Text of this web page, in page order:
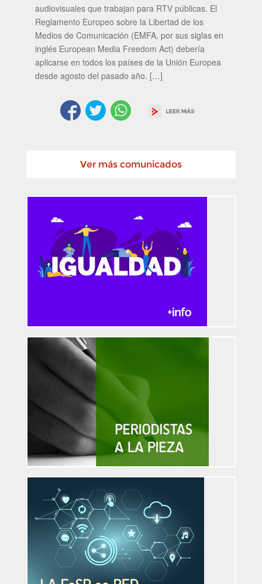
audiovisuales que trabajan para RTV públicas. El
Reglamento Europeo sobre la Libertad de los
Medios de Comunicación (EMFA, por sus siglas en
inglés European Media Freedom Act) debería
aplicarse en todos los países de la Unión Europea
desde agosto del pasado año. […]
Ver más comunicados